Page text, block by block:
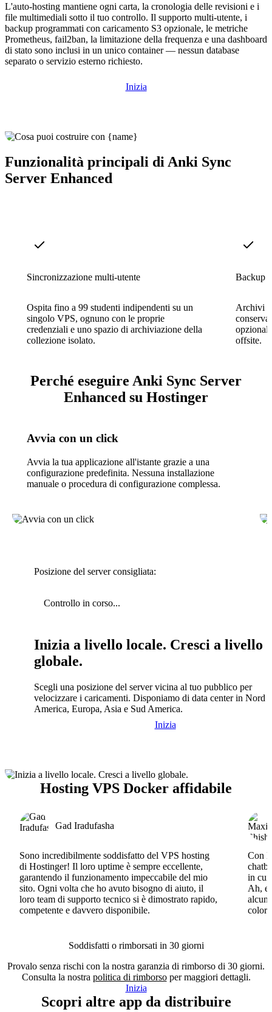
L'auto-hosting mantiene ogni carta, la cronologia delle revisioni e i
file multimediali sotto il tuo controllo. Il supporto multi-utente, i
backup programmati con caricamento S3 opzionale, le metriche
Prometheus, fail2ban, la limitazione della frequenza e una dashboard
di stato sono inclusi in un unico container — nessun database
separato o servizio esterno richiesto.
Inizia
Funzionalità principali di Anki Sync
Server Enhanced
Sincronizzazione multi-utente
Ospita fino a 99 studenti indipendenti su un
singolo VPS, ognuno con le proprie
credenziali e uno spazio di archiviazione della
collezione isolato.
Backup
Archivi
offsite.
Perché eseguire Anki Sync Server
Enhanced su Hostinger
Avvia con un click
Avvia la tua applicazione all'istante grazie a una
configurazione predefinita. Nessuna installazione
manuale o procedura di configurazione complessa.
Posizione del server consigliata:
Controllo in corso...
Inizia a livello locale. Cresci a livello
globale.
Scegli una posizione del server vicina al tuo pubblico per
velocizzare i caricamenti. Disponiamo di data center in Nord
America, Europa, Asia e Sud America.
Inizia
Hosting VPS Docker affidabile
Gad Iradufasha
Sono incredibilmente soddisfatto del VPS hosting
di Hostinger! Il loro uptime è sempre eccellente,
garantendo il funzionamento impeccabile del mio
sito. Ogni volta che ho avuto bisogno di aiuto, il
loro team di supporto tecnico si è dimostrato rapido,
competente e davvero disponibile.
Con
in cui
Ah, e
alcun
Soddisfatti o rimborsati in 30 giorni
Provalo senza rischi con la nostra garanzia di rimborso di 30 giorni.
Consulta la nostra politica di rimborsoper maggiori dettagli.
Inizia
Scopri altre app da distribuire